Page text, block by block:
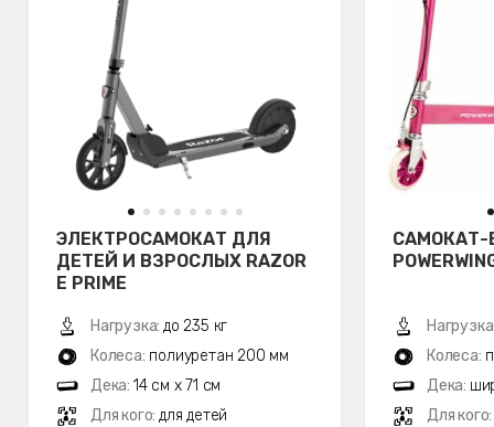
ЭЛЕКТРОСАМОКАТ ДЛЯ
ДЕТЕЙ И ВЗРОСЛЫХ RAZOR
E PRIME
Нагрузка: до 235 кг
Колеса: полиуретан 200 мм
Дека: 14 см х 71 см
Для кого: для детей
САМОКАТ-
Колеса:
Дека:
Для кого: